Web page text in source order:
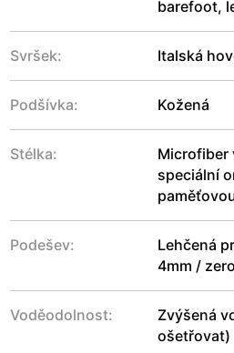
barefoot,
Svršek: Italská
Podšívka: Kožená
Stélka:
Microfiber
speciální
Podešev:
Lehčená
4mm /
Voděodolnost:
Zvýšená
ošetřovat)